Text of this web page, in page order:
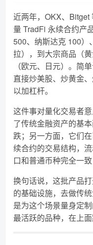
近两年，OKX、Bitget
量 TradFi 永续合约产
500、纳斯达克 100）
拉），到大宗商品（
（欧元、日元）。简
直接炒美股、炒黄金
以加杠杆。
这件事对量化交易者
了传统金融资产的基
跌；另一方面，它们
续合约的交易结构，
口和普通币种完全一
换句话说，这批产品
的基础设施，去做传
是为这个场景量身定
最活跃的品种，在上